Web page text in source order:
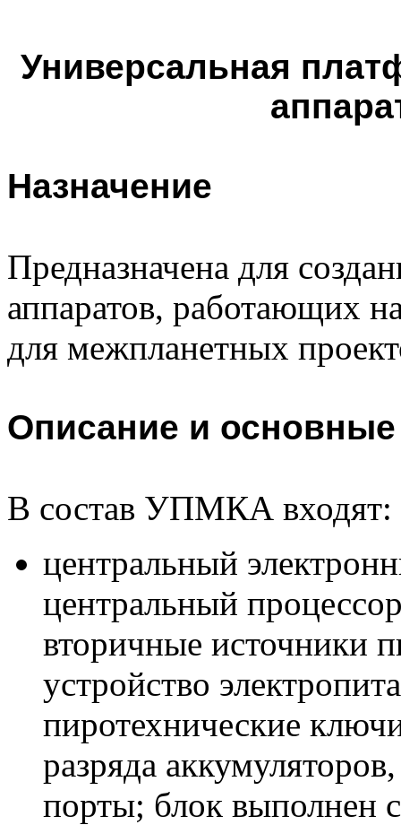
Универсальная
Назначение
Предназначена для
аппаратов, работающих
для межпланетных
Описание и основные
В состав УПМКА входят:
центральный
центральный
вторичные источники
устройство
пиротехнические
разряда
порты; блок выполнен